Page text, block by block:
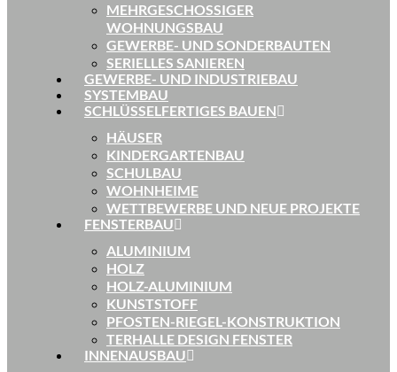
MEHRGESCHOSSIGER
WOHNUNGSBAU
GEWERBE- UND SONDERBAUTEN
SERIELLES SANIEREN
GEWERBE- UND INDUSTRIEBAU
SYSTEMBAU
SCHLÜSSELFERTIGES BAUEN
HÄUSER
KINDERGARTENBAU
SCHULBAU
WOHNHEIME
WETTBEWERBE UND NEUE PROJEKTE
FENSTERBAU
ALUMINIUM
HOLZ
HOLZ-ALUMINIUM
KUNSTSTOFF
PFOSTEN-RIEGEL-KONSTRUKTION
TERHALLE DESIGN FENSTER
INNENAUSBAU